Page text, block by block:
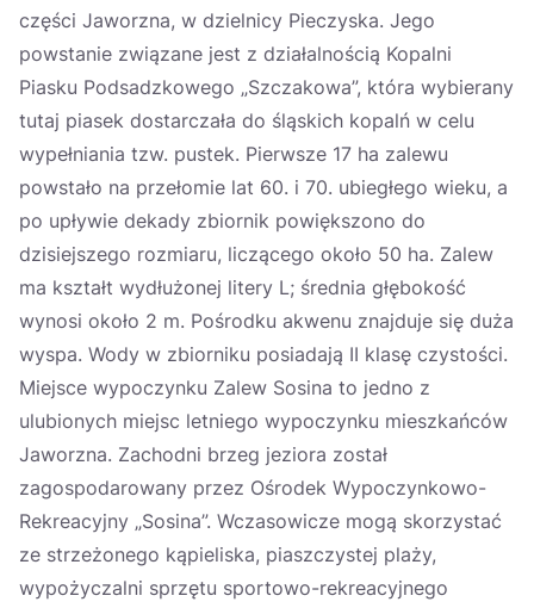
części Jaworzna, w dzielnicy Pieczyska. Jego
powstanie związane jest z działalnością Kopalni
Piasku Podsadzkowego „Szczakowa”, która wybierany
tutaj piasek dostarczała do śląskich kopalń w celu
wypełniania tzw. pustek. Pierwsze 17 ha zalewu
powstało na przełomie lat 60. i 70. ubiegłego wieku, a
po upływie dekady zbiornik powiększono do
dzisiejszego rozmiaru, liczącego około 50 ha. Zalew
ma kształt wydłużonej litery L; średnia głębokość
wynosi około 2 m. Pośrodku akwenu znajduje się duża
wyspa. Wody w zbiorniku posiadają II klasę czystości.
Miejsce wypoczynku Zalew Sosina to jedno z
ulubionych miejsc letniego wypoczynku mieszkańców
Jaworzna. Zachodni brzeg jeziora został
zagospodarowany przez Ośrodek Wypoczynkowo-
Rekreacyjny „Sosina”. Wczasowicze mogą skorzystać
ze strzeżonego kąpieliska, piaszczystej plaży,
wypożyczalni sprzętu sportowo-rekreacyjnego